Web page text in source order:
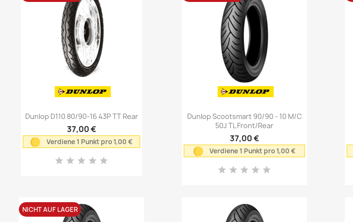
Vorschau
Dunlop D110 80/90-16 43P TT Rear
37,00 €
Verdiene 1 Punkt pro 1,00 €
Vorschau
Dunlop Scootsmart 90/90 - 10 M/C
50J TL Front/Rear
37,00 €
Verdiene 1 Punkt pro 1,00 €
NICHT AUF LAGER